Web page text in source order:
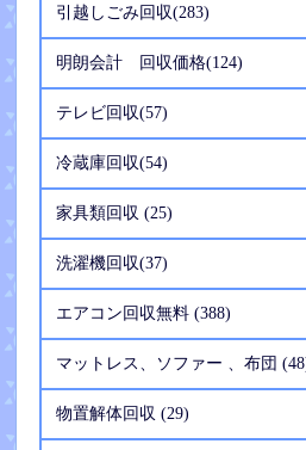
引越しごみ回収(283)
明朗会計 回収価格(124)
テレビ回収(57)
冷蔵庫回収(54)
家具類回収 (25)
洗濯機回収(37)
エアコン回収無料 (388)
マットレス、ソファー 、布団
物置解体回収 (29)